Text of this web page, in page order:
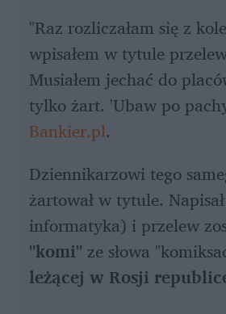
"Raz rozliczałam się z
wpisałem w tytule
Musiałem jechać do
tylko żart. 'Ubaw po
Bankier.pl.
Dziennikarzowi tego
żartował w tytule. Napisał
"komi"
leżącej w Rosji